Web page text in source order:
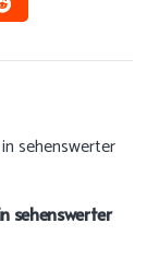
sehenswerter